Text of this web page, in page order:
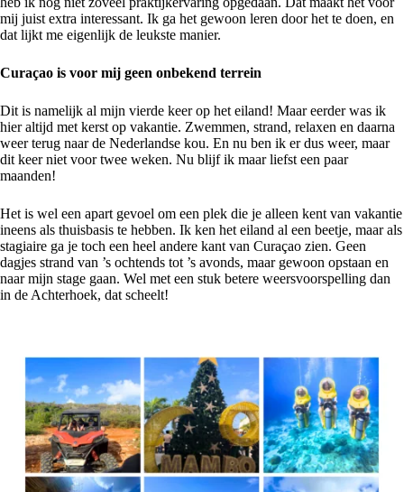
mij juist extra interessant. Ik ga het gewoon leren door het te doen, en
dat lijkt me eigenlijk de leukste manier.
Curaçao is voor mij geen onbekend terrein
Dit is namelijk al mijn vierde keer op het eiland! Maar eerder was ik
hier altijd met kerst op vakantie. Zwemmen, strand, relaxen en daarna
weer terug naar de Nederlandse kou. En nu ben ik er dus weer, maar
dit keer niet voor twee weken. Nu blijf ik maar liefst een paar
maanden!
Het is wel een apart gevoel om een plek die je alleen kent van vakantie
ineens als thuisbasis te hebben. Ik ken het eiland al een beetje, maar als
stagiaire ga je toch een heel andere kant van Curaçao zien. Geen
dagjes strand van ’s ochtends tot ’s avonds, maar gewoon opstaan en
naar mijn stage gaan. Wel met een stuk betere weersvoorspelling dan
in de Achterhoek, dat scheelt!